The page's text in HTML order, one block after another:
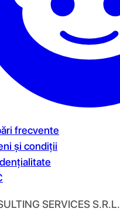
frecvente
și condiții
SERVICES S.R.L.